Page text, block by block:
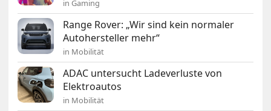
in Gaming
Range Rover: „Wir sind kein normaler
Autohersteller mehr“
in Mobilität
ADAC untersucht Ladeverluste von
Elektroautos
in Mobilität